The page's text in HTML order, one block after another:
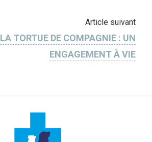
Article suivant
LA TORTUE DE COMPAGNIE : UN
ENGAGEMENT À VIE